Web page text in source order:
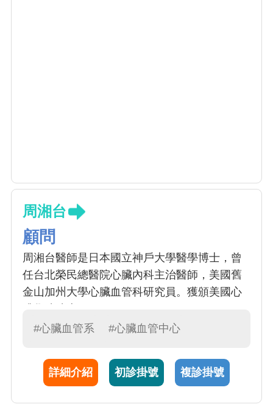
周湘台
顧問
周湘台醫師是日本國立神戶大學醫學博士，曾
任台北榮民總醫院心臟內科主治醫師，美國舊
金山加州大學心臟血管科研究員。獲頒美國心
#心臟血管系
#心臟血管中心
詳細介紹 初診掛號 複診掛號